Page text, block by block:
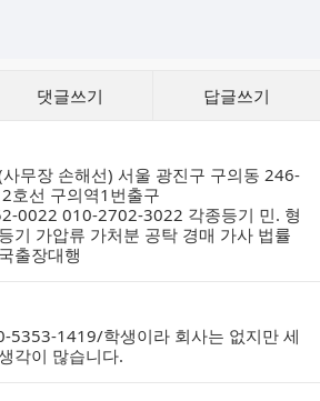
댓글쓰기 답글쓰기
무장 손해선) 서울 광진구 구의동 246-
호선 구의역1번출구
0022 010-2702-3022 각종등기 민. 형
기 가압류 가처분 공탁 경매 가사 법률
출장대행
5353-1419/학생이라 회사는 없지만 세
각이 많습니다.